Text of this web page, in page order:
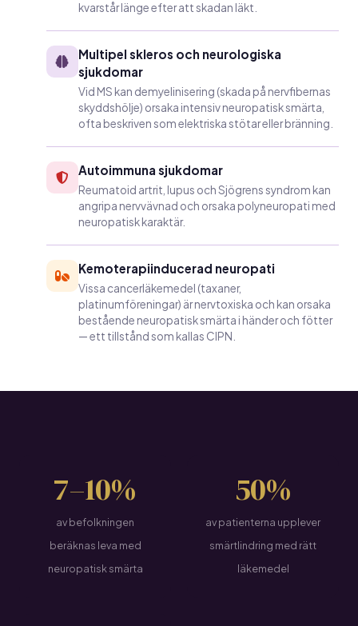
kvarstår länge efter att skadan läkt.
Multipel skleros och neurologiska
sjukdomar
Vid MS kan demyelinisering (skada på nervfibernas
skyddshölje) orsaka intensiv neuropatisk smärta,
ofta beskriven som elektriska stötar eller bränning.
Autoimmuna sjukdomar
Reumatoid artrit, lupus och Sjögrens syndrom kan
angripa nervvävnad och orsaka polyneuropati med
neuropatisk karaktär.
Kemoterapiinducerad neuropati
Vissa cancerläkemedel (taxaner,
platinumföreningar) är nervtoxiska och kan orsaka
bestående neuropatisk smärta i händer och fötter
— ett tillstånd som kallas CIPN.
7–10%
av befolkningen
beräknas leva med
neuropatisk smärta
50%
av patienterna upplever
smärtlindring med rätt
läkemedel